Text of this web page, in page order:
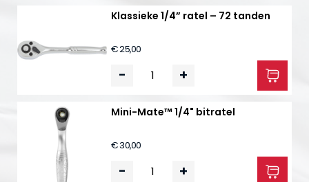
Klassieke 1/4” ratel – 72 tanden
€ 25,00
- +
Mini-Mate™ 1/4" bitratel
€ 30,00
- +